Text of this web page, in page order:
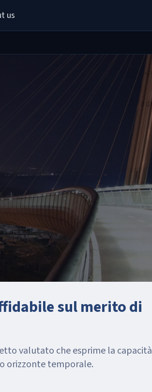
us
sul merito di
valutato che esprime la capacità
orizzonte temporale.